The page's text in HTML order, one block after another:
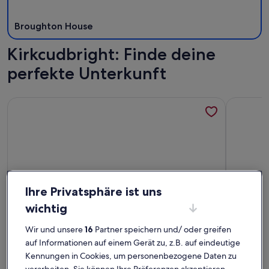
Broughton House
Kirkcudbright: Finde deine
perfekte Unterkunft
Ihre Privatsphäre ist uns
wichtig
Wir und unsere16 Partner speichern und/ oder greifen
auf Informationen auf einem Gerät zu, z.B. auf eindeutige
Kennungen in Cookies, um personenbezogene Daten zu